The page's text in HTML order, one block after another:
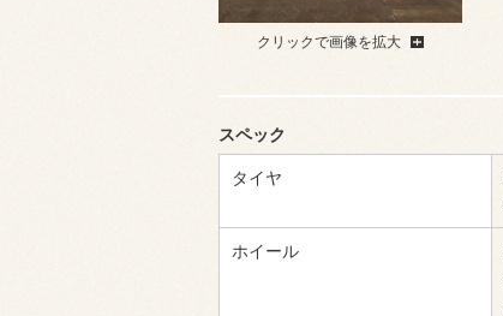
クリックで画像を拡大
スペック
タイヤ
ホイール